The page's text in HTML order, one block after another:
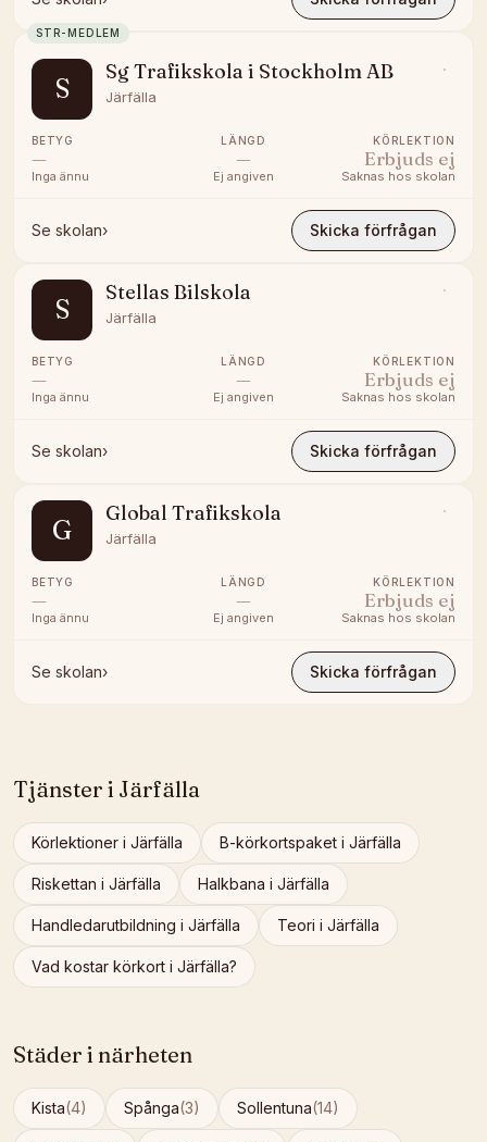
STR-MEDLEM
S
Sg Trafikskola i Stockholm AB
Järfälla
BETYG
—
Inga ännu
LÄNGD
—
Ej angiven
KÖRLEKTION
Erbjuds ej
Saknas hos skolan
Se skolan› Skicka förfrågan
S
Stellas Bilskola
Järfälla
BETYG
—
Inga ännu
LÄNGD
—
Ej angiven
KÖRLEKTION
Erbjuds ej
Saknas hos skolan
Se skolan› Skicka förfrågan
G
Global Trafikskola
Järfälla
BETYG
—
Inga ännu
LÄNGD
—
Ej angiven
KÖRLEKTION
Erbjuds ej
Saknas hos skolan
Se skolan› Skicka förfrågan
Tjänster i Järfälla
Körlektioner i Järfälla B-körkortspaket i Järfälla
Riskettan i Järfälla Halkbana i Järfälla
Handledarutbildning i Järfälla Teori i Järfälla
Vad kostar körkort i Järfälla?
Städer i närheten
Kista(4) Spånga(3) Sollentuna(14)